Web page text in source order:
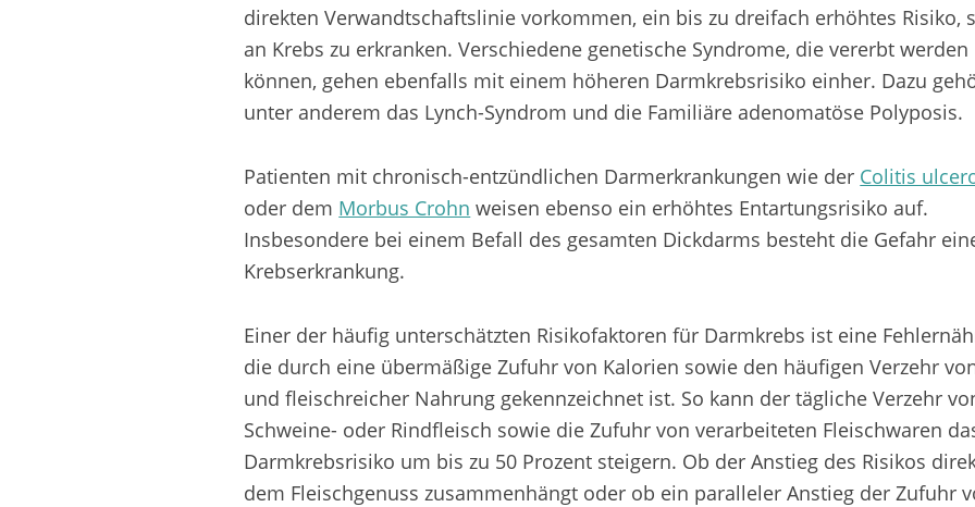
direkten Verwandtschaftslinie vorkommen, ein bis zu dreifach erhöhtes Risiko,
an Krebs zu erkranken. Verschiedene genetische Syndrome, die vererbt werden
können, gehen ebenfalls mit einem höheren Darmkrebsrisiko einher. Dazu
unter anderem das Lynch-Syndrom und die Familiäre adenomatöse Polyposis.
Patienten mit chronisch-entzündlichen Darmerkrankungen wie der Colitis
oder dem Morbus Crohn weisen ebenso ein erhöhtes Entartungsrisiko auf.
Insbesondere bei einem Befall des gesamten Dickdarms besteht die Gefahr
Krebserkrankung.
Einer der häufig unterschätzten Risikofaktoren für Darmkrebs ist eine
die durch eine übermäßige Zufuhr von Kalorien sowie den häufigen Verzehr
und fleischreicher Nahrung gekennzeichnet ist. So kann der tägliche Verzehr
Schweine- oder Rindfleisch sowie die Zufuhr von verarbeiteten Fleischwaren
Darmkrebsrisiko um bis zu 50 Prozent steigern. Ob der Anstieg des Risikos
dem Fleischgenuss zusammenhängt oder ob ein paralleler Anstieg der Zufuhr